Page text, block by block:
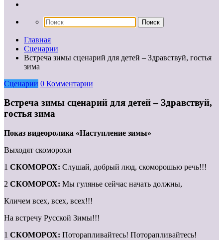
Главная
Сценарии
Встреча зимы сценарий для детей – Здравствуй, гостья
зима
Сценарии 0 Комментарии
Встреча зимы сценарий для детей – Здравствуй,
гостья зима
Показ видеоролика «Наступление зимы»
Выходят скоморохи
1 СКОМОРОХ: Слушай, добрый люд, скоморошью речь!!!
2 СКОМОРОХ: Мы гулянье сейчас начать должны,
Кличем всех, всех, всех!!!
На встречу Русской Зимы!!!
1 СКОМОРОХ: Поторапливайтесь! Поторапливайтесь!